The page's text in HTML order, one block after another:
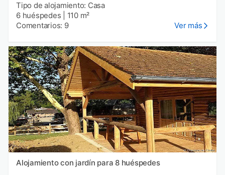
Tipo de alojamiento: Casa
6 huéspedes
110 m²
Comentarios: 9
Ver más
Alojamiento con jardín para 8 huéspedes